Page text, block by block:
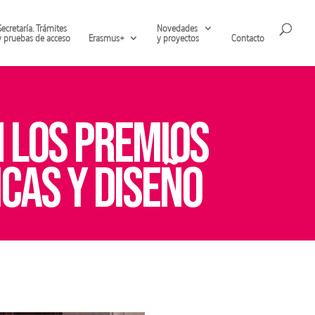
Trámites
pruebas de acceso
Erasmus+
Novedades
y proyectos
Contacto
PREMIOS
Y DISEÑO